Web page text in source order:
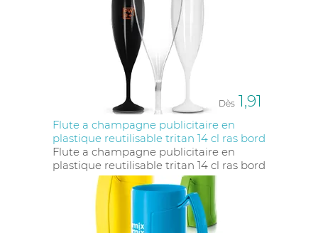
Dès 1,91
Flute a champagne publicitaire en
plastique reutilisable tritan 14 cl ras bord
Flute a champagne publicitaire en
plastique reutilisable tritan 14 cl ras bord